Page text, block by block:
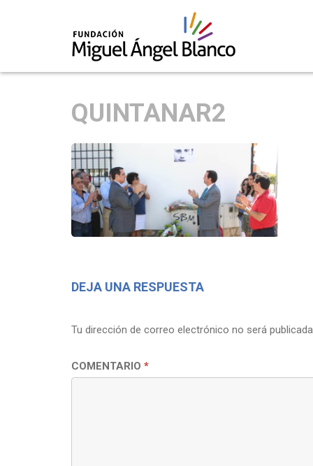
QUINTANAR2
DEJA UNA RESPUESTA
Tu dirección de correo electrónico no será
COMENTARIO *